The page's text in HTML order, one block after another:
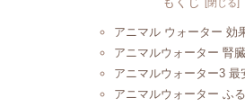
アニマル ウォーター 効
アニマルウォーター 腎臓
アニマルウォーター3 最
アニマルウォーター ふ